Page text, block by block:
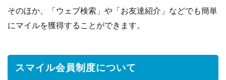
そのほか、「ウェブ検索」や「お友達紹介」などでも簡単
にマイルを獲得することができます。
スマイル会員制度について